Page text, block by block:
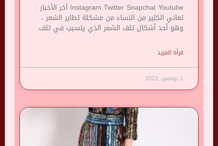
Instagram Twitter Snapchat Youtube آخر الأخبار :
تعاني الكثير من النساء من مشكلة تطاير الشعر ،
وهو أحد أشكال تلف الشعر الذي يتسبب في تلف
قرأة المزيد
1 نوفمبر، 2021